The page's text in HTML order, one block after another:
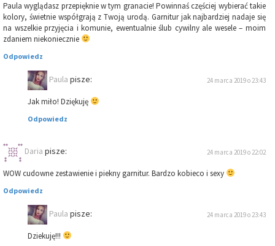
Paula wyglądasz przepięknie w tym granacie! Powinnaś częściej wybierać takie
kolory, świetnie współgrają z Twoją urodą. Garnitur jak najbardziej nadaje się
na wszelkie przyjęcia i komunie, ewentualnie ślub cywilny ale wesele – moim
zdaniem niekoniecznie
Odpowiedz
Paula pisze: 24 marca 2019 o 23:43
Jak miło! Dziękuję
Odpowiedz
Daria pisze: 24 marca 2019 o 22:02
WOW cudowne zestawienie i piekny garnitur. Bardzo kobieco i sexy
Odpowiedz
Paula pisze: 24 marca 2019 o 23:43
Dziekuję!!!